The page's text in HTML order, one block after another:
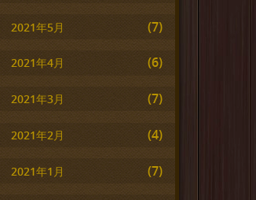
2021年5月 (7)
2021年4月 (6)
2021年3月 (7)
2021年2月 (4)
2021年1月 (7)